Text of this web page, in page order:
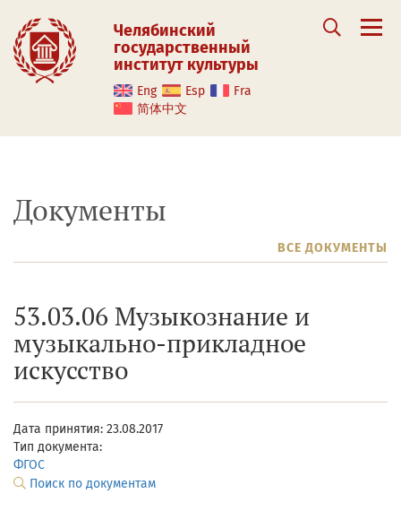
Челябинский
государственный
институт культуры
Eng Esp
Fra
简体中文
Документы
ВСЕ ДОКУМЕНТЫ
53.03.06 Музыкознание и
музыкально-прикладное
искусство
Дата принятия: 23.08.2017
Тип документа:
ФГОС
Поиск по документам